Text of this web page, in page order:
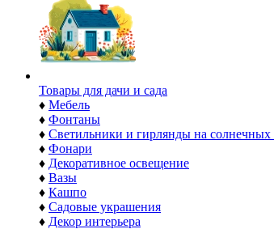
Товары для дачи и сада
♦ Мебель
♦ Фонтаны
♦ Светильники и гирлянды на солнечных
♦ Фонари
♦ Декоративное освещение
♦ Вазы
♦ Кашпо
♦ Садовые украшения
♦ Декор интерьера